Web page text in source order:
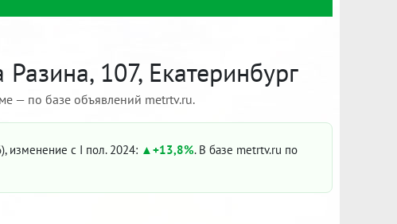
107, Екатеринбург
— по базе объявлений metrtv.ru.
, изменение с I пол. 2024: +13,8%. В базе metrtv.ru по